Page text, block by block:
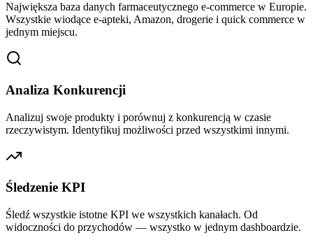
Największa baza danych farmaceutycznego e-commerce w Europie.
Wszystkie wiodące e-apteki, Amazon, drogerie i quick commerce w
jednym miejscu.
Analiza Konkurencji
Analizuj swoje produkty i porównuj z konkurencją w czasie
rzeczywistym. Identyfikuj możliwości przed wszystkimi innymi.
Śledzenie KPI
Śledź wszystkie istotne KPI we wszystkich kanałach. Od
widoczności do przychodów — wszystko w jednym dashboardzie.